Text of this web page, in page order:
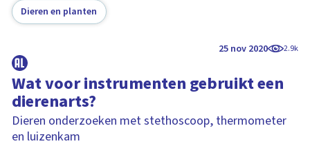
Dieren en planten
25 nov 2020 2.9k
Wat voor instrumenten gebruikt een
dierenarts?
Dieren onderzoeken met stethoscoop, thermometer
en luizenkam